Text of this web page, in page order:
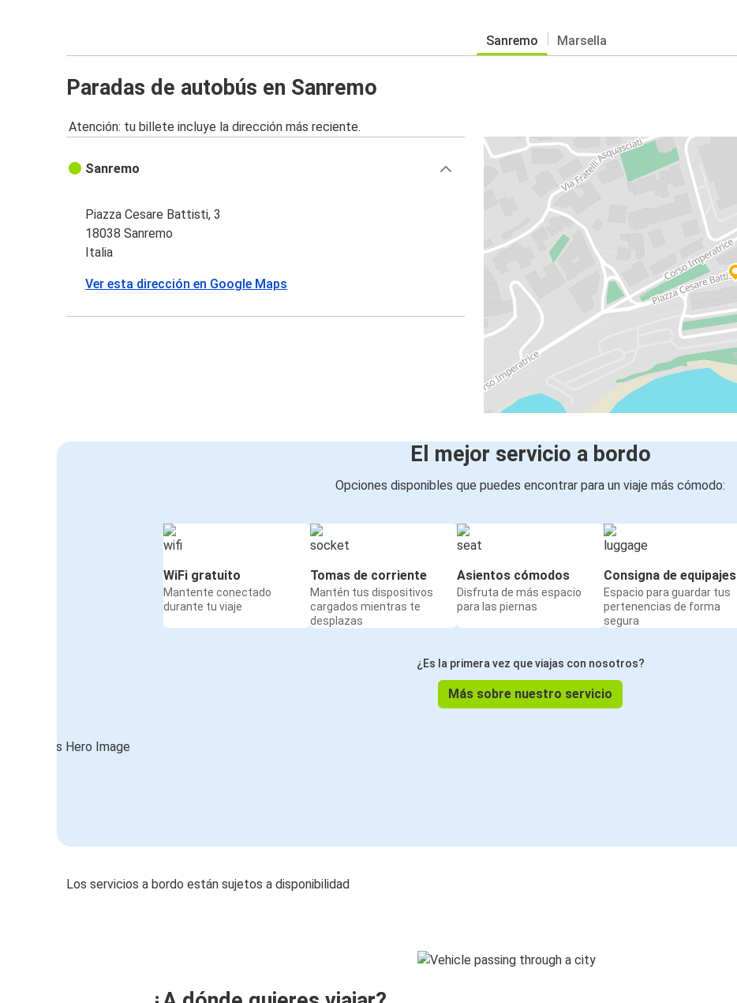
Sanremo Marsella
Paradas de autobús en Sanremo
Atención: tu billete incluye la dirección más reciente.
Sanremo
Piazza Cesare Battisti, 3
18038 Sanremo
Italia
Ver esta dirección en Google Maps
El mejor servicio a bordo
Opciones disponibles que puedes encontrar para un viaje más cómodo:
WiFi gratuito
Mantente conectado
durante tu viaje
Tomas de corriente
Mantén tus dispositivos
cargados mientras te
desplazas
Asientos cómodos
Disfruta de más espacio
para las piernas
Consigna de equipajes
Espacio para guardar tus
pertenencias de forma
segura
¿Es la primera vez que viajas con nosotros?
Más sobre nuestro servicio
Los servicios a bordo están sujetos a disponibilidad